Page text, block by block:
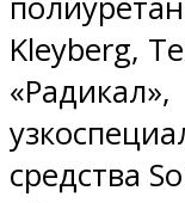
Kleyberg,
«Радикал»,
средства